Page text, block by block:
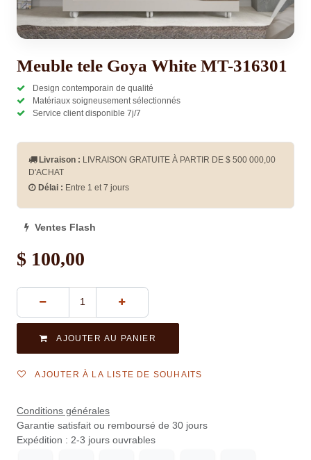
Meuble tele Goya White MT-316301
Design contemporain de qualité
Matériaux soigneusement sélectionnés
Service client disponible 7j/7
Livraison : LIVRAISON GRATUITE À PARTIR DE $ 500 000,00
D'ACHAT
Délai : Entre 1 et 7 jours
Ventes Flash
$ 100,00
AJOUTER AU PANIER
AJOUTER À LA LISTE DE SOUHAITS
Conditions générales
Garantie satisfait ou remboursé de 30 jours
Expédition : 2-3 jours ouvrables